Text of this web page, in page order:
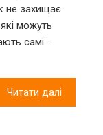
не захищає
можуть
самі…
Читати далі